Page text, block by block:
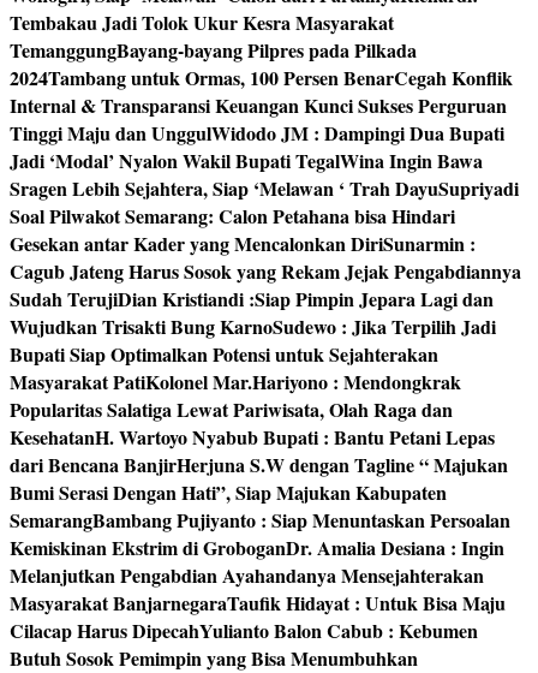
Tembakau Jadi Tolok Ukur Kesra Masyarakat
TemanggungBayang-bayang Pilpres pada Pilkada
2024Tambang untuk Ormas, 100 Persen BenarCegah Konflik
Internal & Transparansi Keuangan Kunci Sukses Perguruan
Tinggi Maju dan UnggulWidodo JM : Dampingi Dua Bupati
Jadi ‘Modal’ Nyalon Wakil Bupati TegalWina Ingin Bawa
Sragen Lebih Sejahtera, Siap ‘Melawan ‘ Trah DayuSupriyadi
Soal Pilwakot Semarang: Calon Petahana bisa Hindari
Gesekan antar Kader yang Mencalonkan DiriSunarmin :
Cagub Jateng Harus Sosok yang Rekam Jejak Pengabdiannya
Sudah TerujiDian Kristiandi :Siap Pimpin Jepara Lagi dan
Wujudkan Trisakti Bung KarnoSudewo : Jika Terpilih Jadi
Bupati Siap Optimalkan Potensi untuk Sejahterakan
Masyarakat PatiKolonel Mar.Hariyono : Mendongkrak
Popularitas Salatiga Lewat Pariwisata, Olah Raga dan
KesehatanH. Wartoyo Nyabub Bupati : Bantu Petani Lepas
dari Bencana BanjirHerjuna S.W dengan Tagline “ Majukan
Bumi Serasi Dengan Hati”, Siap Majukan Kabupaten
SemarangBambang Pujiyanto : Siap Menuntaskan Persoalan
Kemiskinan Ekstrim di GroboganDr. Amalia Desiana : Ingin
Melanjutkan Pengabdian Ayahandanya Mensejahterakan
Masyarakat BanjarnegaraTaufik Hidayat : Untuk Bisa Maju
Cilacap Harus DipecahYulianto Balon Cabub : Kebumen
Butuh Sosok Pemimpin yang Bisa Menumbuhkan